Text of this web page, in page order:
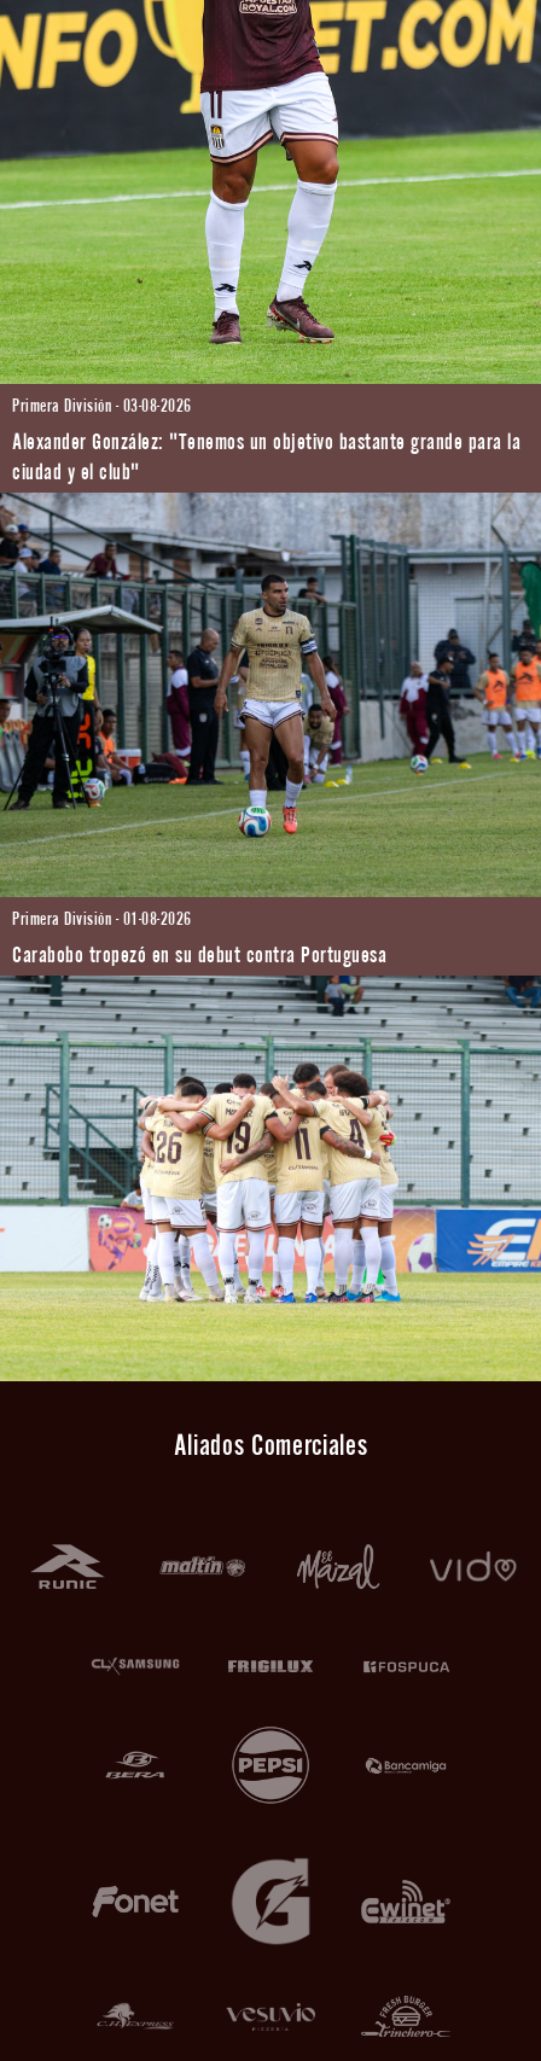
Primera División - 03-08-2026
Alexander González: "Tenemos un objetivo bastante grande para la
ciudad y el club"
Primera División - 01-08-2026
Carabobo tropezó en su debut contra Portuguesa
Aliados Comerciales